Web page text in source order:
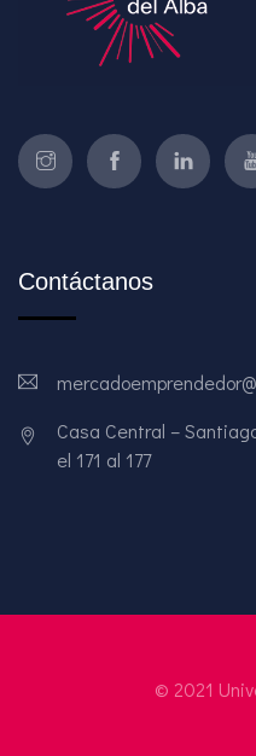
Contáctanos
Casa Central –
el 171 al 177
© 2021